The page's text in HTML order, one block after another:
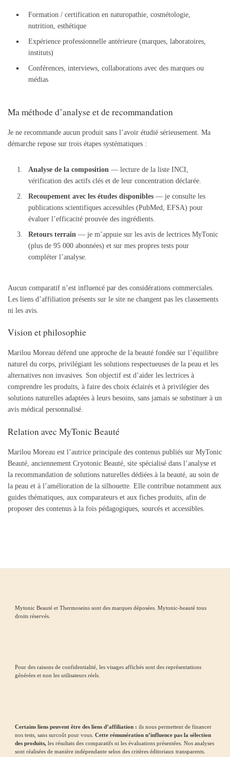
Formation / certification en naturopathie, cosmétologie,
nutrition, esthétique
Expérience professionnelle antérieure (marques, laboratoires,
instituts)
Conférences, interviews, collaborations avec des marques ou
médias
Ma méthode d’analyse et de recommandation
Je ne recommande aucun produit sans l’avoir étudié sérieusement. Ma
démarche repose sur trois étapes systématiques :
Analyse de la composition — lecture de la liste INCI,
vérification des actifs clés et de leur concentration déclarée.
Recoupement avec les études disponibles — je consulte les
publications scientifiques accessibles (PubMed, EFSA) pour
évaluer l’efficacité prouvée des ingrédients.
Retours terrain — je m’appuie sur les avis de lectrices MyTonic
(plus de 95 000 abonnées) et sur mes propres tests pour
compléter l’analyse.
Aucun comparatif n’est influencé par des considérations commerciales.
Les liens d’affiliation présents sur le site ne changent pas les classements
ni les avis.
Vision et philosophie
Marilou Moreau défend une approche de la beauté fondée sur l’équilibre
naturel du corps, privilégiant les solutions respectueuses de la peau et les
alternatives non invasives. Son objectif est d’aider les lectrices à
comprendre les produits, à faire des choix éclairés et à privilégier des
solutions naturelles adaptées à leurs besoins, sans jamais se substituer à un
avis médical personnalisé.
Relation avec MyTonic Beauté
Marilou Moreau est l’autrice principale des contenus publiés sur MyTonic
Beauté, anciennement Cryotonic Beauté, site spécialisé dans l’analyse et
la recommandation de solutions naturelles dédiées à la beauté, au soin de
la peau et à l’amélioration de la silhouette. Elle contribue notamment aux
guides thématiques, aux comparateurs et aux fiches produits, afin de
proposer des contenus à la fois pédagogiques, sourcés et accessibles.
Mytonic Beauté et Thermoseins sont des marques déposées. Mytonic-beauté tous
droits réservés.
Pour des raisons de confidentialité, les visages affichés sont des représentations
générées et non les utilisateurs réels.
Certains liens peuvent être des liens d’affiliation : ils nous permettent de financer
nos tests, sans surcoût pour vous. Cette rémunération n’influence pas la sélection
des produits,les résultats des comparatifs ni les évaluations présentées. Nos analyses
sont réalisées de manière indépendante selon des critères éditoriaux transparents.